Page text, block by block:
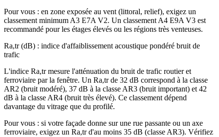
Pour vous : en zone exposée au vent (littoral, relief), exigez un
classement minimum A3 E7A V2. Un classement A4 E9A V3 est
recommandé pour les étages élevés ou les régions très venteuses.
Ra,tr (dB) : indice d'affaiblissement acoustique pondéré bruit de
trafic
L'indice Ra,tr mesure l'atténuation du bruit de trafic routier et
ferroviaire par la fenêtre. Un Ra,tr de 32 dB correspond à la classe
AR2 (bruit modéré), 37 dB à la classe AR3 (bruit important) et 42
dB à la classe AR4 (bruit très élevé). Ce classement dépend
davantage du vitrage que du profilé.
Pour vous : si votre façade donne sur une rue passante ou un axe
ferroviaire, exigez un Ra,tr d'au moins 35 dB (classe AR3). Vérifiez